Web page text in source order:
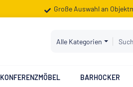
Große Auswahl an
Alle Kategorien
KONFERENZMÖBEL BARHOCKER